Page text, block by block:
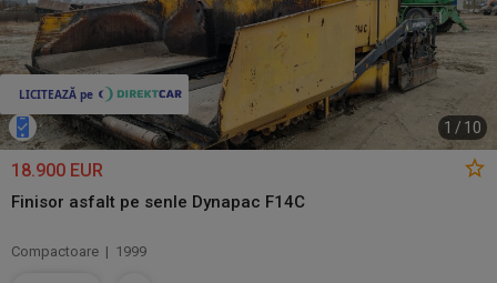
1 / 10
18.900 EUR
Finisor asfalt pe senle Dynapac F14C
Compactoare | 1999